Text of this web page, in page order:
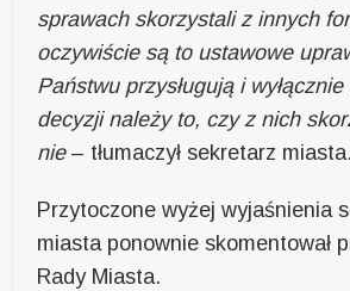
sprawach skorzystali z innych
oczywiście są to ustawowe
Państwu przysługują i
decyzji należy to, czy z nich
nie– tłumaczył sekretarz miasta.
Przytoczone wyżej wyjaśnienia
miasta ponownie skomentował
Rady Miasta.